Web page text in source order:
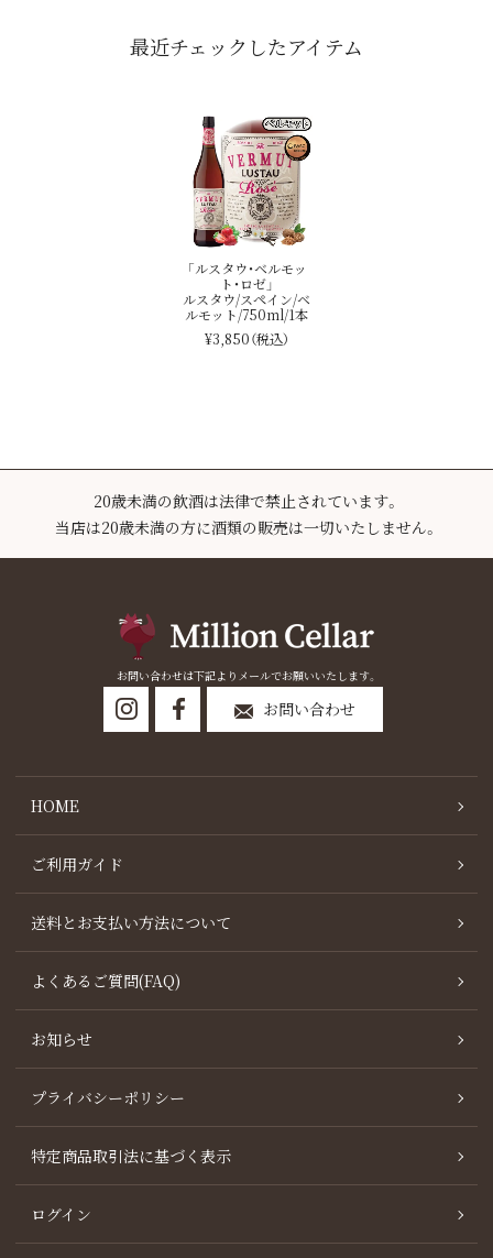
最近チェックしたアイテム
「ルスタウ・ベルモッ
ト・ロゼ」
ルスタウ/スペイン/ベ
ルモット/750ml/1本
¥3,850（税込）
20歳未満の飲酒は法律で禁止されています。
当店は20歳未満の方に酒類の販売は一切いたしません。
お問い合わせは下記よりメールでお願いいたします。
お問い合わせ
HOME
ご利用ガイド
送料とお支払い方法について
よくあるご質問(FAQ)
お知らせ
プライバシーポリシー
特定商品取引法に基づく表示
ログイン